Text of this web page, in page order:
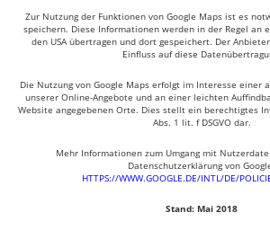
Zur Nutzung der Funktionen von Google Maps ist es
speichern. Diese Informationen werden in der Regel an
den USA übertragen und dort gespeichert. Der
Einfluss auf diese
Die Nutzung von Google Maps erfolgt im Interesse einer
unserer Online-Angebote und an einer leichten
Website angegebenen Orte. Dies stellt ein berechtigtes
Abs. 1 lit. f DSGVO dar.
Mehr Informationen zum Umgang mit
Datenschutzerklärung von
HTTPS://WWW.GOOGLE.DE/INTL/DE/
Stand: Mai 2018